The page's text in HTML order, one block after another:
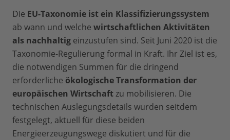
Die EU-Taxonomie ist ein Klassifizierungssystem
ab wann und welche wirtschaftlichen Aktivitäten
als nachhaltig einzustufen sind. Seit Juni 2020 ist die
Taxonomie-Regulierung formal in Kraft. Ihr Ziel ist es,
die notwendigen Summen für die dringend
erforderliche ökologische Transformation der
europäischen Wirtschaftzu mobilisieren. Die
technischen Auslegungsdetails wurden seitdem
festgelegt, aktuell für diese beiden
Energieerzeugungswege diskutiert und für die